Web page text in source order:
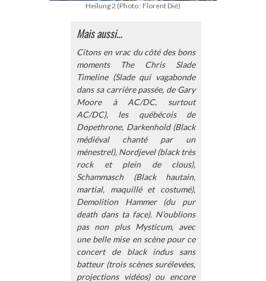
Heilung 2 (Photo : Florent Dié)
Mais aussi…
Citons en vrac du côté des bons
moments The Chris Slade
Timeline (Slade qui vagabonde
dans sa carrière passée, de Gary
Moore à AC/DC, surtout
AC/DC), les québécois de
Dopethrone, Darkenhold (Black
médiéval chanté par un
ménestrel), Nordjevel (black très
rock et plein de clous),
Schammasch (Black hautain,
martial, maquillé et costumé),
Demolition Hammer (du pur
death dans ta face). N’oublions
pas non plus Mysticum, avec
une belle mise en scène pour ce
concert de black indus sans
batteur (trois scènes surélevées,
projections vidéos) ou encore